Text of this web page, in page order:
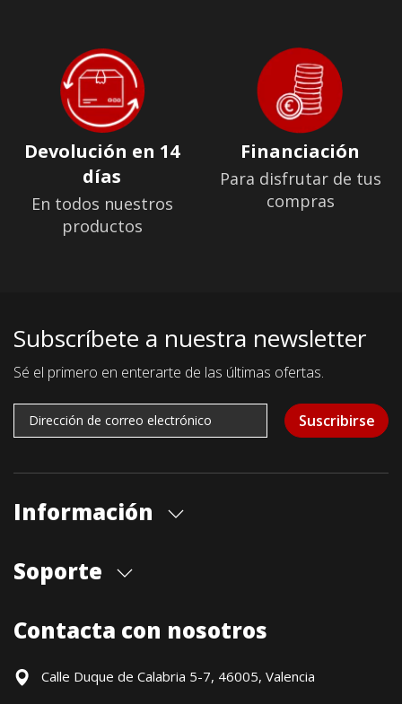
Devolución en 14
días
En todos nuestros
productos
Financiación
Para disfrutar de tus
compras
Subscríbete a nuestra newsletter
Sé el primero en enterarte de las últimas ofertas.
Suscribirse
Información
Cita previa tienda
Contacto
Soporte
Formas de pago
Devoluciones / Garantía
Contacta con nosotros
Calle Duque de Calabria 5-7, 46005, Valencia